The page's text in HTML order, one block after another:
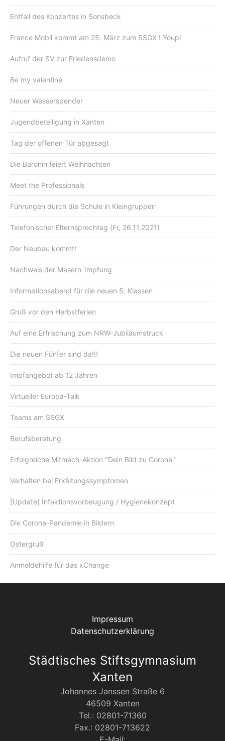
Entfall des Konzertes in Sonsbeck
France Mobil kommt am 25. März zum SSGX ! Youpi
Aufruf der SV zur Friedensdemo
Be my valentine
Neuer Wasserspender
Jugendbeteiligung in Xanten
Tag der offenen Tür abgesagt
Die Baronin feiert Weihnachten
Meet the Professionals
Führungen durch die Schule in Kleingruppen
Telefonischer Elternsprechtag (Fr, 26.11.2021)
Der Neubau kommt!
Nachweis der Masern-Impfung
Informationsabend für die neuen 5. Klassen
Gruß vor den Herbstferien
Auf eine Erfrischung zum NRW-Jubiläumstruck
Die neuen Fünfer sind da!!!
Impfangebot ab 12 Jahren
Virtueller Europa-Talk
Teams am SSGX
Berufsberatung
Erfolgreiche Mitmach-Aktion "Dein Bild zu Corona"
Verhalten bei Erkältungssymptomen
[Update] Infektionsvorbeugung / Hygienekonzept
Die Corona-Pandemie in Bildern
Ostergruß
Anmeldehilfe für das xChange
Impressum
Datenschutzerklärung
Städtisches Stiftsgymnasium
Xanten
Johannes Janssen Straße 6
46509 Xanten
Tel.: 02801-71360
Fax.: 02801-713622